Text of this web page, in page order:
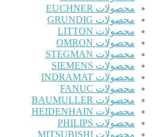
محصولات EUCHNER
محصولات GRUNDIG
محصولات LITTON
محصولات OMRON
محصولات STEGMAN
محصولات SIEMENS
محصولات INDRAMAT
محصولات FANUC
محصولات BAUMULLER
محصولات HEIDENHAIN
محصولات PHILIPS
محصولات MITSUBISHI